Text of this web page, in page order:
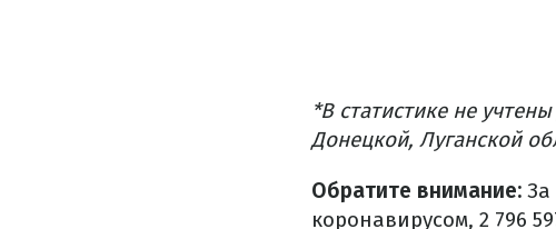
*В статистике не
Донецкой, Луганской
Обратите внимание: За
коронавирусом, 2 796